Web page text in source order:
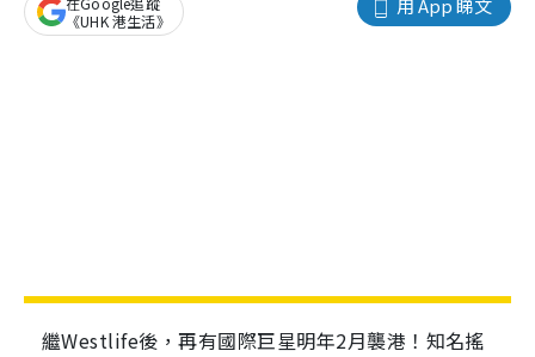
用 App 睇文
《UHK 港生活》
繼Westlife後，再有國際巨星明年2月襲港！知名搖